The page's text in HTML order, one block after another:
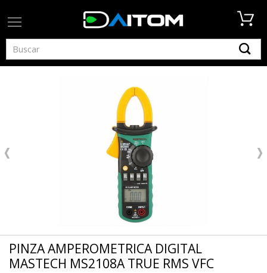
PINZA AMPEROMETRICA DIGITAL
MASTECH MS2108A TRUE RMS VFC